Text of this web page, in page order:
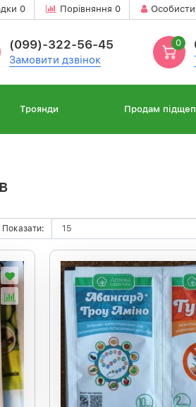
0 Порівняння 0
(099)-322-56-45
Замовити дзвінок
0
Троянди Продам
Показати: